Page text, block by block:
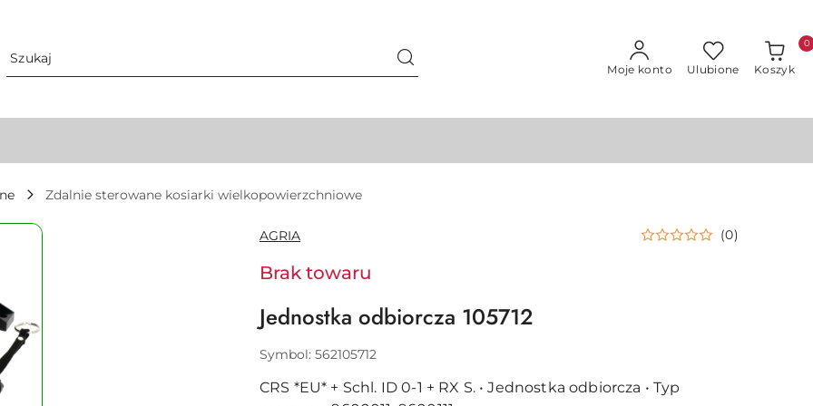
Moje konto Ulubione Koszyk
0
Zdalnie sterowane kosiarki wielkopowierzchniowe
NAZWA
PRODUCENTA:
AGRIA (0)
Brak towaru
Jednostka odbiorcza 105712
Symbol: 562105712
CRS *EU* + Schl. ID 0-1 + RX S. • Jednostka odbiorcza • Typ